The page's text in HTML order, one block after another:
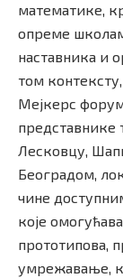
математике,
опреме
наставника и
том
Мејкерс
представнике
Лесковцу,
Београдом,
чине
које
прототипова,
умрежавање,